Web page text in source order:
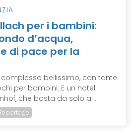
per i bambini:
d’acqua,
di pace per la
complesso bellissimo, con tante
per bambini. E un hotel
che basta da solo a ...